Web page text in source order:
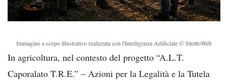
Immagine a scopo illustrativo realizzata con l'Intelligenza Artificiale © StrettoWeb
In agricoltura, nel contesto del progetto “A.L.T.
Caporalato T.R.E.” – Azioni per la Legalità e la Tutela